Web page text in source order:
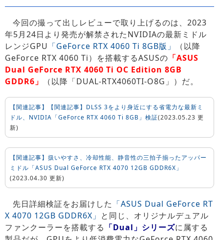
今回の撮って出しレビューで取り上げるのは、2023
年5月24日より発売が解禁されたNVIDIAの最新ミドル
レンジGPU 「GeForce RTX 4060 Ti 8GB版」
（以降
GeForce RTX 4060 Ti）を搭載するASUSの 「ASUS
Dual GeForce RTX 4060 Ti OC Edition 8GB
GDDR6」
（以降「DUAL-RTX4060TI-O8G」）だ。
【関連記事】【関連記事】DLSS 3をより身近にする省電力な最新ミ
ドル、NVIDIA「GeForce RTX 4060 Ti 8GB」検証(2023.05.23 更
新)
【関連記事】扱いやすさ、冷却性能、静音性の三拍子揃ったアッパー
ミドル「ASUS Dual GeForce RTX 4070 12GB GDDR6X」
(2023.04.30 更新)
先日詳細検証をお届けした 「ASUS Dual GeForce RT
X 4070 12GB GDDR6X」 と同じ、オリジナルデュアル
ファンクーラーを搭載する 「Dual」シリーズに属する